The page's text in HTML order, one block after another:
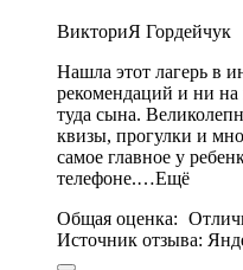
ВикториЯ Гордейчук
Нашла этот лагерь в
рекомендаций и ни на
туда сына.
квизы, прогулки и
самое главное у
телефоне.…Ещё
Общая оценка:
Источник отзыва: